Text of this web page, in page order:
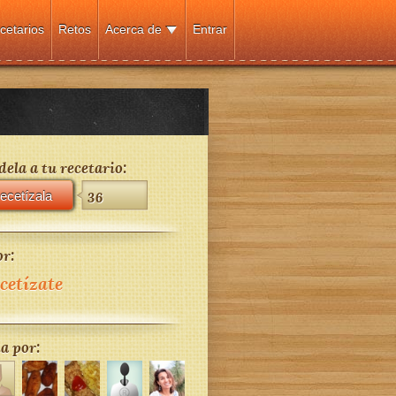
Entrar
Acerca de
Retos
a tu recetario:
36
por: